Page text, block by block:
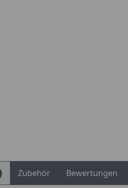
Zubehör Bewertungen